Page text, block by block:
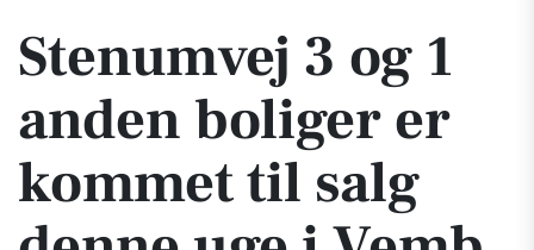
Stenumvej 3 og 1
anden boliger er
kommet til salg